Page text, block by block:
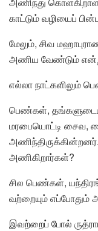
காட்டும் வழியைப்
மேலும், சிவ
அணிய வேண்டும் என்று
எல்லா நாட்களிலும்
பெண்கள், தங்களுடைய
மரபையொட்டி
அணிகிறார்கள்?
சில பெண்கள்,
வற்றையும் எப்போதும்
இவற்றைப் போல்